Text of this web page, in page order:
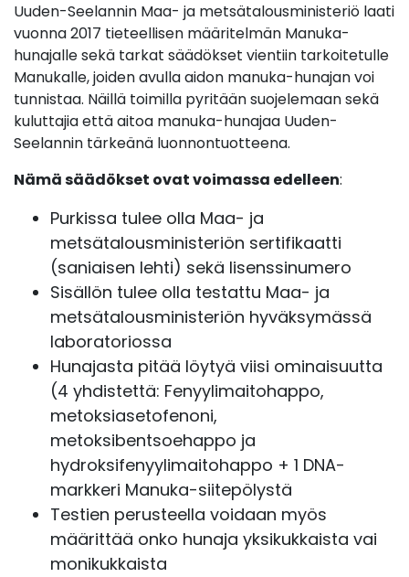
Uuden-Seelannin Maa- ja metsätalousministeriö laati
vuonna 2017 tieteellisen määritelmän Manuka-
hunajalle sekä tarkat säädökset vientiin tarkoitetulle
Manukalle, joiden avulla aidon manuka-hunajan voi
tunnistaa. Näillä toimilla pyritään suojelemaan sekä
kuluttajia että aitoa manuka-hunajaa Uuden-
Seelannin tärkeänä luonnontuotteena.
Nämä säädökset ovat voimassa edelleen:
Purkissa tulee olla Maa- ja
metsätalousministeriön sertifikaatti
(saniaisen lehti) sekä lisenssinumero
Sisällön tulee olla testattu Maa- ja
metsätalousministeriön hyväksymässä
laboratoriossa
Hunajasta pitää löytyä viisi ominaisuutta
(4 yhdistettä: Fenyylimaitohappo,
metoksiasetofenoni,
metoksibentsoehappo ja
hydroksifenyylimaitohappo + 1 DNA-
markkeri Manuka-siitepölystä
Testien perusteella voidaan myös
määrittää onko hunaja yksikukkaista vai
monikukkaista